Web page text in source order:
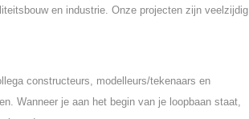
en industrie. Onze projecten zijn veelzijdig
constructeurs, modelleurs/tekenaars en
Wanneer je aan het begin van je loopbaan staat,